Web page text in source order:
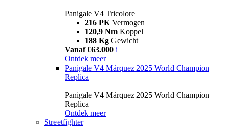
Panigale V4 Tricolore
216 PK Vermogen
120,9 Nm Koppel
188 Kg Gewicht
Vanaf €63.000 i
Ontdek meer
Panigale V4 Márquez 2025 World Champion
Replica
Panigale V4 Márquez 2025 World Champion
Replica
Ontdek meer
Streetfighter